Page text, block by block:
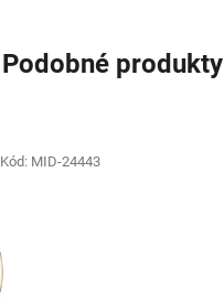
Podobné produkty
Kód: MID-24443